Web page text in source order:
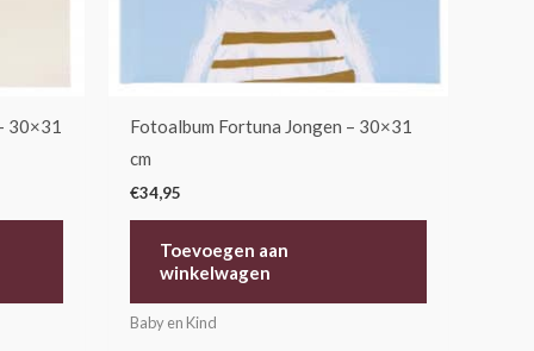
30×31
Fotoalbum Fortuna Jongen – 30×31
cm
€34,95
Toevoegen aan
winkelwagen
Baby en Kind